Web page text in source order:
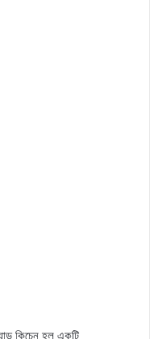
কিচেন হল একটি